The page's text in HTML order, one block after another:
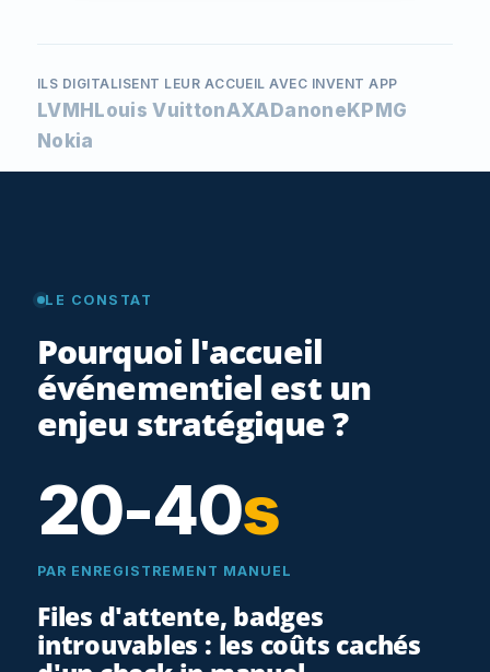
ILS DIGITALISENT LEUR ACCUEIL AVEC INVENT APP
LVMHLouis VuittonAXADanoneKPMG
Nokia
LE CONSTAT
Pourquoi l'accueil
événementiel est un
enjeu stratégique ?
20-40s
PAR ENREGISTREMENT MANUEL
Files d'attente, badges
introuvables : les coûts cachés